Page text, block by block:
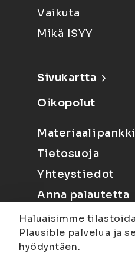
Vaikuta
Mikä ISYY
Sivukartta
Oikopolut
Materiaalipankki
Tietosuoja
Yhteystiedot
Anna palautetta
Haluaisimme
Plausible palvelua ja
hyödyntäen.